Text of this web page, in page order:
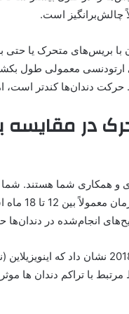
چالش‌برانگیز است.
با بریس‌های متحرک یا
معمولی طول
دندان‌ها کندتر است،
در مقایسه
روز
انجام‌شده در
یک مطالعه انجام‌شده در سال 2018
با تراکم دندان‌ ها